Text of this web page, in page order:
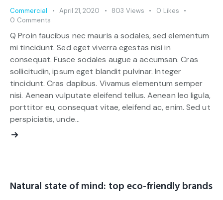
Commercial April 21, 2020 803 Views 0 Likes
0 Comments
Q Proin faucibus nec mauris a sodales, sed elementum
mi tincidunt. Sed eget viverra egestas nisi in
consequat. Fusce sodales augue a accumsan. Cras
sollicitudin, ipsum eget blandit pulvinar. Integer
tincidunt. Cras dapibus. Vivamus elementum semper
nisi. Aenean vulputate eleifend tellus. Aenean leo ligula,
porttitor eu, consequat vitae, eleifend ac, enim. Sed ut
perspiciatis, unde…
Natural state of mind: top eco-friendly brands